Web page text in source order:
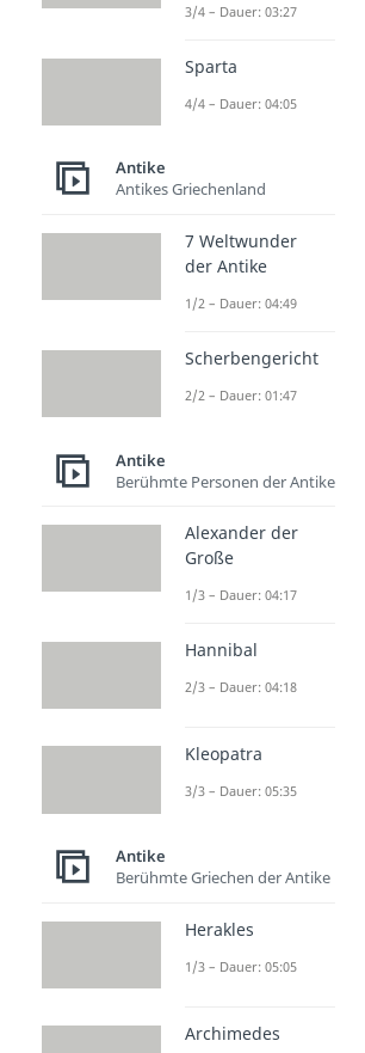
3/4 – Dauer: 03:27
Sparta
4/4 – Dauer: 04:05
Antike
Antikes Griechenland
7 Weltwunder
der Antike
1/2 – Dauer: 04:49
Scherbengericht
2/2 – Dauer: 01:47
Antike
Berühmte Personen der Antike
Alexander der
Große
1/3 – Dauer: 04:17
Hannibal
2/3 – Dauer: 04:18
Kleopatra
3/3 – Dauer: 05:35
Antike
Berühmte Griechen der Antike
Herakles
1/3 – Dauer: 05:05
Archimedes